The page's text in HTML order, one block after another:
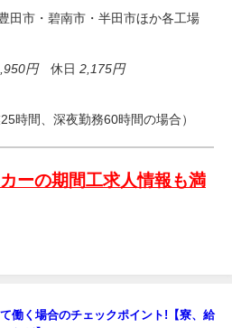
田市・碧南市・半田市ほか各工場
円 休日 2,175円
時間、深夜勤務60時間の場合）
ーの期間工求人情報も満
働く場合のチェックポイント!【寮、給